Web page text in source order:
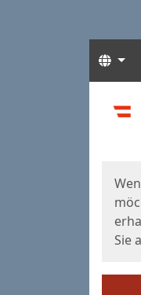
Start
Sie